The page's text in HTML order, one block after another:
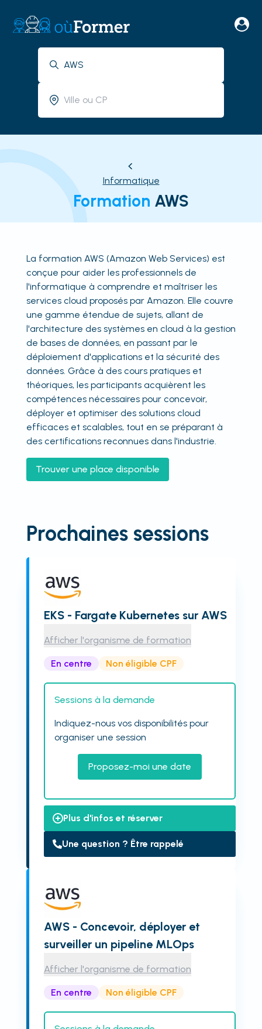
Informatique
Formation AWS
La formation AWS (Amazon Web Services) est
conçue pour aider les professionnels de
l'informatique à comprendre et maîtriser les
services cloud proposés par Amazon. Elle couvre
une gamme étendue de sujets, allant de
l'architecture des systèmes en cloud à la gestion
de bases de données, en passant par le
déploiement d'applications et la sécurité des
données. Grâce à des cours pratiques et
théoriques, les participants acquièrent les
compétences nécessaires pour concevoir,
déployer et optimiser des solutions cloud
efficaces et scalables, tout en se préparant à
des certifications reconnues dans l'industrie.
Trouver une place disponible
Prochaines sessions
EKS - Fargate Kubernetes sur AWS
Afficher l'organisme de formation
En centre Non éligible CPF
Sessions à la demande
Indiquez-nous vos disponibilités pour
organiser une session
Proposez-moi une date
Plus d'infos et réserver
Une question ? Être rappelé
AWS - Concevoir, déployer et
surveiller un pipeline MLOps
Afficher l'organisme de formation
En centre Non éligible CPF